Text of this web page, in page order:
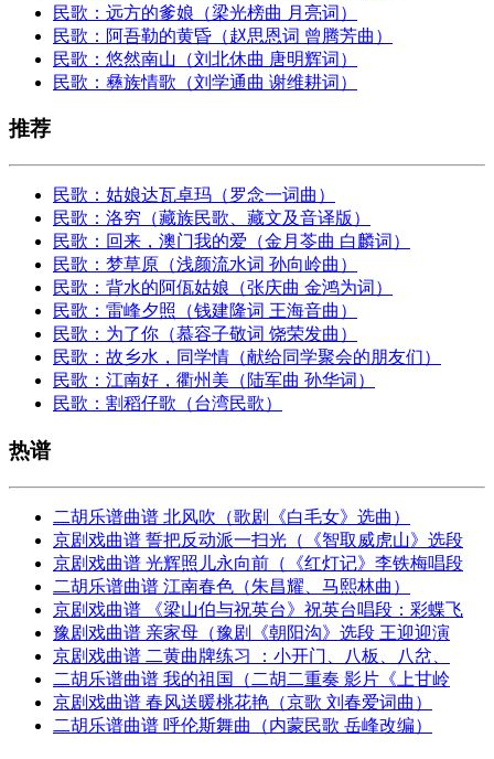
民歌：远方的爹娘（梁光榜曲 月亮词）
民歌：阿吾勒的黄昏（赵思恩词 曾腾芳曲）
民歌：悠然南山（刘北休曲 唐明辉词）
民歌：彝族情歌（刘学通曲 谢维耕词）
推荐
民歌：姑娘达瓦卓玛（罗念一词曲）
民歌：洛穷（藏族民歌、藏文及音译版）
民歌：回来，澳门我的爱（金月苓曲 白麟词）
民歌：梦草原（浅颜流水词 孙向岭曲）
民歌：背水的阿佤姑娘（张庆曲 金鸿为词）
民歌：雷峰夕照（钱建隆词 王海音曲）
民歌：为了你（慕容子敬词 饶荣发曲）
民歌：故乡水，同学情（献给同学聚会的朋友们）
民歌：江南好，衢州美（陆军曲 孙华词）
民歌：割稻仔歌（台湾民歌）
热谱
二胡乐谱曲谱 北风吹（歌剧《白毛女》选曲）
京剧戏曲谱 誓把反动派一扫光（《智取威虎山》选段
京剧戏曲谱 光辉照儿永向前（《红灯记》李铁梅唱段
二胡乐谱曲谱 江南春色（朱昌耀、马熙林曲）
京剧戏曲谱 《梁山伯与祝英台》祝英台唱段：彩蝶飞
豫剧戏曲谱 亲家母（豫剧《朝阳沟》选段 王迎迎演
京剧戏曲谱 二黄曲牌练习 ：小开门、八板、八岔、
二胡乐谱曲谱 我的祖国（二胡二重奏 影片《上甘岭
京剧戏曲谱 春风送暖桃花艳（京歌 刘春爱词曲）
二胡乐谱曲谱 呼伦斯舞曲（内蒙民歌 岳峰改编）